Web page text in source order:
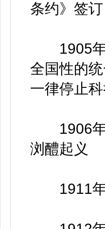
条约》签订
1905年
全国性的
一律停止
1906年
浏醴起义
1911年